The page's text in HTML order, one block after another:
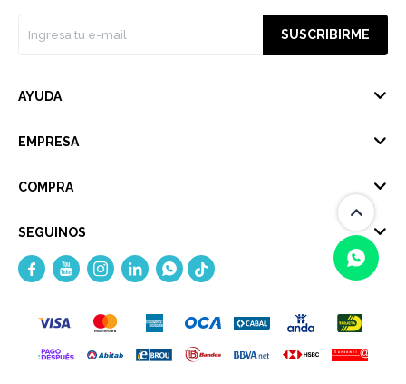
SUSCRIBIRME
AYUDA
EMPRESA
COMPRA
SEGUINOS
    